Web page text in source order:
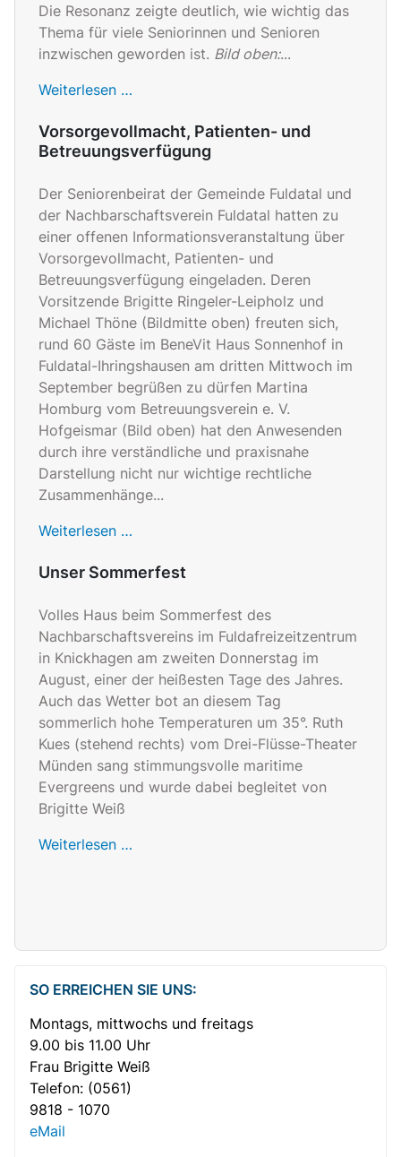
Die Resonanz zeigte deutlich, wie wichtig das
Thema für viele Seniorinnen und Senioren
inzwischen geworden ist. Bild oben:...
Weiterlesen …
Vorsorgevollmacht, Patienten- und
Betreuungsverfügung
Der Seniorenbeirat der Gemeinde Fuldatal und
der Nachbarschaftsverein Fuldatal hatten zu
einer offenen Informationsveranstaltung über
Vorsorgevollmacht, Patienten- und
Betreuungsverfügung eingeladen. Deren
Vorsitzende Brigitte Ringeler-Leipholz und
Michael Thöne (Bildmitte oben) freuten sich,
rund 60 Gäste im BeneVit Haus Sonnenhof in
Fuldatal-Ihringshausen am dritten Mittwoch im
September begrüßen zu dürfen Martina
Homburg vom Betreuungsverein e. V.
Hofgeismar (Bild oben) hat den Anwesenden
durch ihre verständliche und praxisnahe
Darstellung nicht nur wichtige rechtliche
Zusammenhänge...
Weiterlesen …
Unser Sommerfest
Volles Haus beim Sommerfest des
Nachbarschaftsvereins im Fuldafreizeitzentrum
in Knickhagen am zweiten Donnerstag im
August, einer der heißesten Tage des Jahres.
Auch das Wetter bot an diesem Tag
sommerlich hohe Temperaturen um 35°. Ruth
Kues (stehend rechts) vom Drei-Flüsse-Theater
Münden sang stimmungsvolle maritime
Evergreens und wurde dabei begleitet von
Brigitte Weiß
Weiterlesen …
SO ERREICHEN SIE UNS:
Montags, mittwochs und freitags
9.00 bis 11.00 Uhr
Frau Brigitte Weiß
Telefon: (0561)
9818 - 1070
eMail